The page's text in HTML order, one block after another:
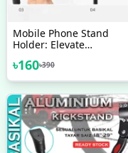
Mobile Phone Stand
Holder: Elevate
Adjustable And Quality
In Your Broadcasts
৳160৳390